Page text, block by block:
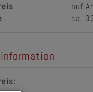
auf
ca.